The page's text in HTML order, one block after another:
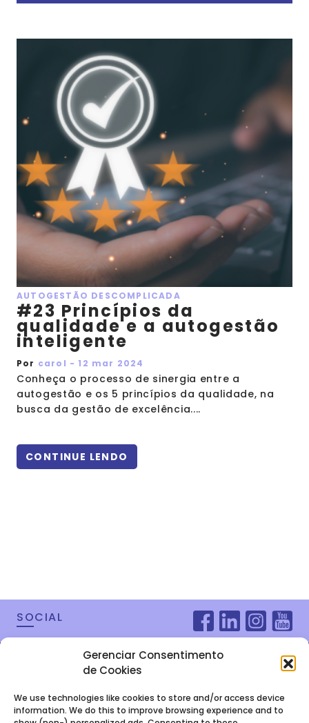
Gerenciar Consentimento
de Cookies
We use technologies like cookies to store and/or access device
information. We do this to improve browsing experience and to
AUTOGESTÃO DESCOMPLICADA
#23 Princípios da
qualidade e a autogestão
inteligente
Por carol - 12 mar 2024
Conheça o processo de sinergia entre a
autogestão e os 5 princípios da qualidade, na
busca da gestão de excelência....
CONTINUE LENDO
SOCIAL